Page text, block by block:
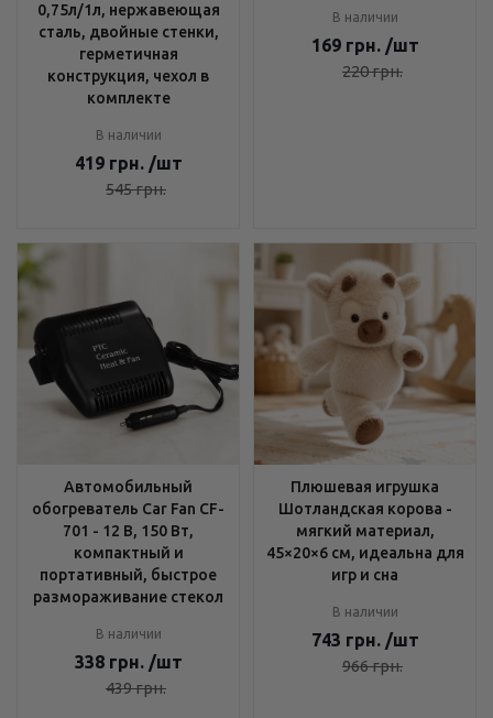
0,75л/1л, нержавеющая
сталь, двойные стенки,
герметичная
конструкция, чехол в
комплекте
В наличии
419 грн. /шт
545грн.
В наличии
169 грн. /шт
220грн.
Автомобильный
обогреватель Car Fan CF-
701 - 12 В, 150 Вт,
компактный и
портативный, быстрое
размораживание стекол
В наличии
338 грн. /шт
439грн.
Плюшевая игрушка
Шотландская корова -
мягкий материал,
45×20×6 см, идеальна для
игр и сна
В наличии
743 грн. /шт
966грн.